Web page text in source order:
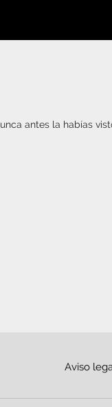
antes la habías
Aviso